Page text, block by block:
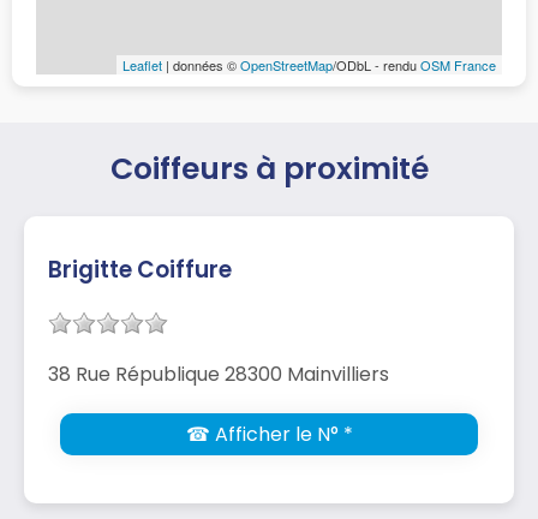
Leaflet | données ©OpenStreetMap/ODbL - renduOSM France
Coiffeurs à proximité
Brigitte Coiffure
38 Rue République 28300 Mainvilliers
☎ Afficher le N° *